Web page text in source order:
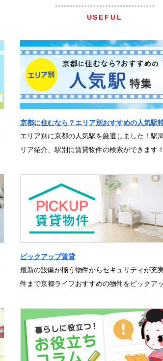
USEFUL
京都に住むなら？エリア別おすすめの人気駅
エリア別に京都の人気駅を厳選しました！駅
リア紹介、駅別に賃貸物件の検索ができます！
ピックアップ賃貸
最新の設備が揃う物件からセキュリティが充
件まで京都ライフおすすめの物件をピックア